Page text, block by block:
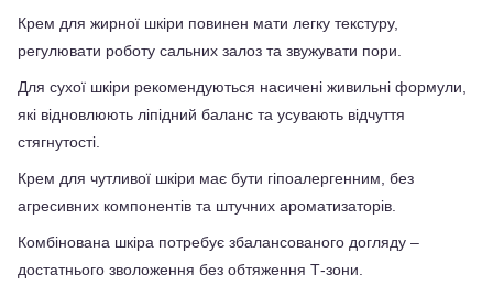
Крем для жирної шкіри повинен мати легку текстуру,
регулювати роботу сальних залоз та звужувати пори.
Для сухої шкіри рекомендуються насичені живильні формули,
які відновлюють ліпідний баланс та усувають відчуття
стягнутості.
Крем для чутливої шкіри має бути гіпоалергенним, без
агресивних компонентів та штучних ароматизаторів.
Комбінована шкіра потребує збалансованого догляду –
достатнього зволоження без обтяження Т-зони.